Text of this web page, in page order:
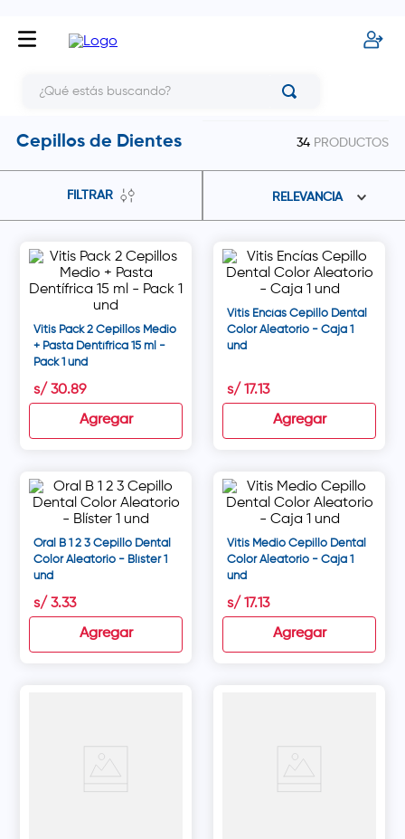
Cepillos de Dientes 34 PRODUCTOS
FILTRAR RELEVANCIA
Vitis Pack 2 Cepillos Medio
+ Pasta Dentífrica 15 ml -
Pack 1 und
s/ 30.89
Agregar
Vitis Encías Cepillo Dental
Color Aleatorio - Caja 1
und
s/ 17.13
Agregar
Oral B 1 2 3 Cepillo Dental
Color Aleatorio - Blíster 1
und
s/ 3.33
Agregar
Vitis Medio Cepillo Dental
Color Aleatorio - Caja 1
und
s/ 17.13
Agregar